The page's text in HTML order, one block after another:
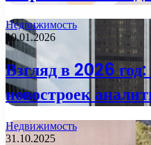
Недвижимость
10.01.2026
Взгляд в 2026
новостроек
Недвижимость
31.10.2025